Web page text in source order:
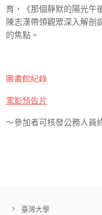
育，《那個靜默的陽光午
陳志漢帶領觀眾深入解剖
的焦點。
圖書館紀錄
電影預告片
～參加者可核發公務人員
臺灣大學